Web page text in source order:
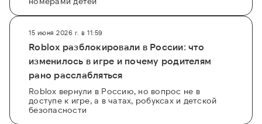
15 июня 2026 г. в 11:59
Roblox разблокировали в России: что
изменилось в игре и почему родителям
рано расслабляться
Roblox вернули в Россию, но вопрос не в
доступе к игре, а в чатах, робуксах и детской
безопасности